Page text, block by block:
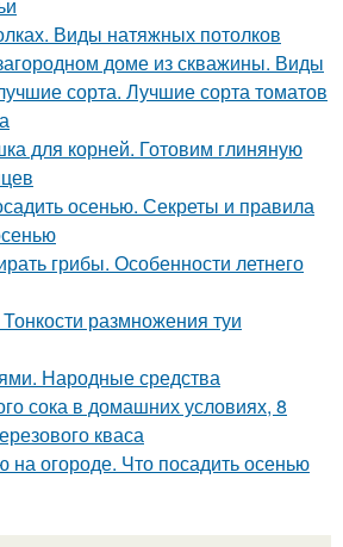
Виды натяжных потолков
доме из скважины. Виды
сорта. Лучшие сорта томатов
для корней. Готовим глиняную
осенью. Секреты и правила
грибы. Особенности летнего
размножения туи
Народные средства
сока в домашних условиях, 8
кваса
на огороде. Что посадить осенью